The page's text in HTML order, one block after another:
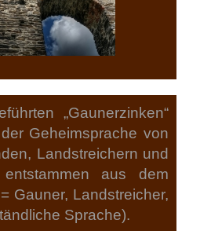
„Gaunerzinken“
Geheimsprache von
Landstreichern und
aus dem
= Gauner, Landstreicher,
Sprache).